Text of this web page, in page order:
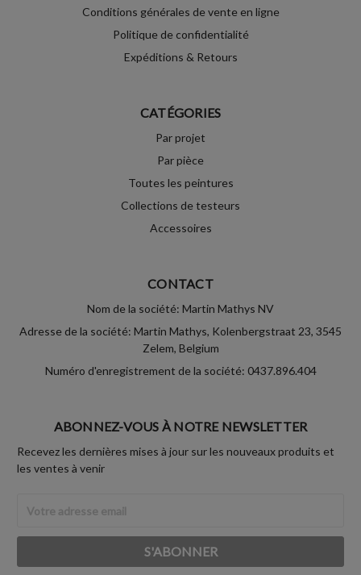
Conditions générales de vente en ligne
Politique de confidentialité
Expéditions & Retours
CATÉGORIES
Par projet
Par pièce
Toutes les peintures
Collections de testeurs
Accessoires
CONTACT
Nom de la société: Martin Mathys NV
Adresse de la société: Martin Mathys, Kolenbergstraat 23, 3545
Zelem, Belgium
Numéro d'enregistrement de la société: 0437.896.404
ABONNEZ-VOUS À NOTRE NEWSLETTER
Recevez les dernières mises à jour sur les nouveaux produits et
les ventes à venir
Email